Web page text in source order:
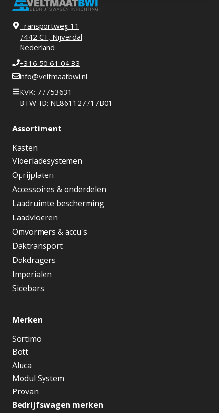
Transportweg 11
7442 CT, Nijverdal
Nederland
+316 50 61 04 33
info@veltmaatbwi.nl
KVK: 77753631
BTW-ID: NL861127717B01
Assortiment
Kasten
Vloerladesystemen
Oprijplaten
Accessoires & onderdelen
Laadruimte bescherming
Laadvloeren
Omvormers & accu's
Daktransport
Dakdragers
Imperialen
Sidebars
Merken
Sortimo
Bott
Aluca
Modul System
Provan
Bedrijfswagen merken